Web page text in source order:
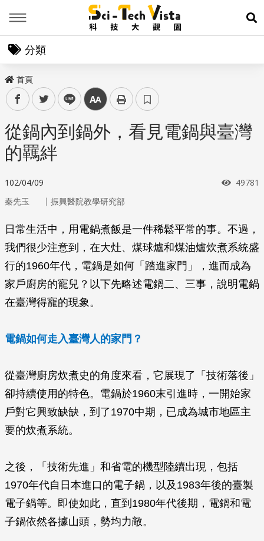
展
分類
首頁
facebooktwitter line 中
從鍋內到鍋外，看見電鍋與臺灣
的羈絆
102/04/09 瀏覽次
49781
秦先玉 ｜ 振興醫院教學研究部
日常生活中，用電鍋煮飯是一件稀鬆平常的事。不過，
我們很少注意到，在大灶、煤球爐和煤油爐炊煮系統盛
行的1960年代，電鍋是如何「踏進家門」，進而成為
家戶廚房的寵兒？以下先略述電鍋二、三事，說明電鍋
在臺灣得寵的現象。
電鍋如何走入臺灣人的家門？
從臺灣廚房炊煮史的角度來看，它展現了「技術落後」
卻持續使用的特色。電鍋於1960末引進時，一開始家
戶對它興致缺缺，到了1970中期，已成為城市地區主
要的炊煮系統。
之後，「技術先進」和省電的機型陸續出現，包括
1970年代自日本進口的電子鍋，以及1983年後的臺製
電子鍋等。即使如此，直到1980年代後期，電鍋和電
子鍋依然各據山頭，勢均力敵。